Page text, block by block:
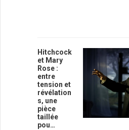
Hitchcock
et Mary
Rose :
entre
tension et
révélation
s, une
pièce
taillée
pou…